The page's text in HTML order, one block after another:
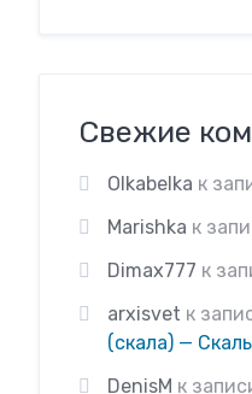
Свежие
Olkabelka к
Marishka к
Dimax777 к
arxisvet к
(скала) —
DenisM к